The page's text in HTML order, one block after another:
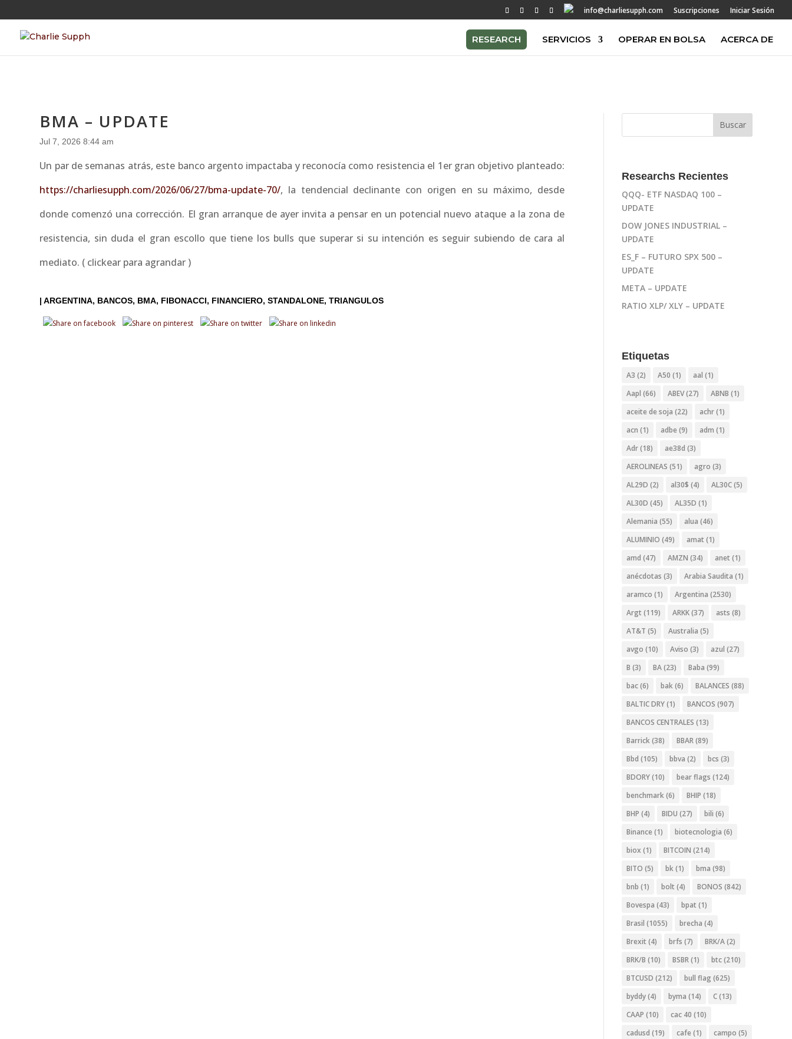
info@charliesupph.com Suscripciones Iniciar Sesión
RESEARCH SERVICIOS OPERAR EN BOLSA ACERCA DE
BMA – UPDATE
Jul 7, 2026 8:44 am
Un par de semanas atrás, este banco argento impactaba y reconocía como resistencia el 1er gran objetivo planteado:
https://charliesupph.com/2026/06/27/bma-update-70/, la tendencial declinante con origen en su máximo, desde
donde comenzó una corrección. El gran arranque de ayer invita a pensar en un potencial nuevo ataque a la zona de
resistencia, sin duda el gran escollo que tiene los bulls que superar si su intención es seguir subiendo de cara al
mediato. ( clickear para agrandar )
|ARGENTINA BANCOS BMA FIBONACCI FINANCIERO STANDALONE TRIANGULOS
Researchs Recientes
QQQ- ETF NASDAQ 100 –
UPDATE
DOW JONES INDUSTRIAL –
UPDATE
ES_F – FUTURO SPX 500 –
UPDATE
META – UPDATE
RATIO XLP/ XLY – UPDATE
Etiquetas
A3 (2) A50 (1) aal (1)
Aapl (66) ABEV(27) ABNB (1)
aceite de soja (22) achr(1)
acn (1) adbe (9) adm (1)
Adr(18) ae38d (3)
AEROLINEAS (51) agro (3)
AL29D (2) al30$ (4) AL30C(5)
AL30D (45) AL35D (1)
Alemania (55) alua (46)
ALUMINIO (49) amat (1)
amd (47) AMZN (34) anet (1)
anécdotas (3) Arabia Saudita (1)
aramco (1) Argentina (2530)
Argt (119) ARKK(37) asts (8)
AT&T (5) Australia (5)
avgo (10) Aviso (3) azul (27)
B (3) BA(23) Baba (99)
bac(6) bak(6) BALANCES (88)
BALTIC DRY(1) BANCOS (907)
BANCOS CENTRALES (13)
Barrick(38) BBAR(89)
Bbd (105) bbva (2) bcs (3)
BDORY(10) bear flags (124)
benchmark(6) BHIP (18)
BHP (4) BIDU (27) bili (6)
Binance (1) biotecnologia (6)
biox (1) BITCOIN (214)
BITO (5) bk(1) bma (98)
bnb (1) bolt (4) BONOS (842)
Bovespa (43) bpat (1)
Brasil (1055) brecha (4)
Brexit (4) brfs (7) BRK/A(2)
BRK/B (10) BSBR(1) btc(210)
BTCUSD (212) bull flag (625)
byddy(4) byma (14) C(13)
CAAP (10) cac 40 (10)
cadusd (19) cafe (1) campo (5)